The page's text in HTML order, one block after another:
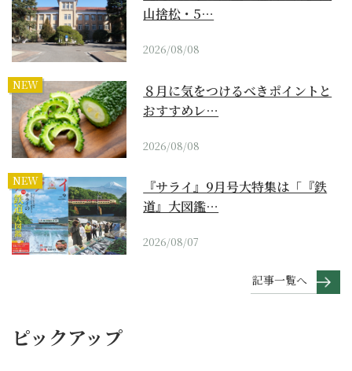
山捨松・5…
2026/08/08
NEW
８月に気をつけるべきポイントと
おすすめレ…
2026/08/08
NEW
『サライ』9月号大特集は「『鉄
道』大図鑑…
2026/08/07
記事一覧へ
ピックアップ